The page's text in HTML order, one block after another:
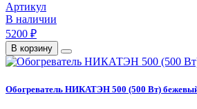
Артикул
В наличии
5200 ₽
В корзину
Обогреватель НИКАТЭН 500 (500 Вт)